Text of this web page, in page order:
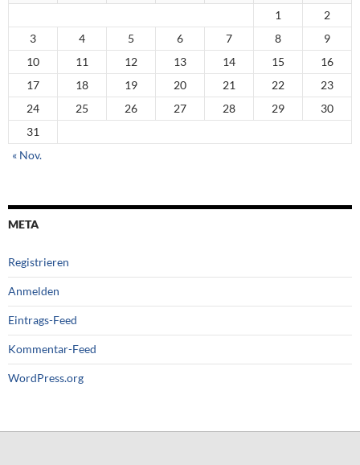
1
2
3
4 5 6 7 8
9
10
11 12 13 14 15
16
17
18 19 20 21 22
23
24
25 26 27 28 29
30
31
« Nov.
META
Registrieren
Anmelden
Eintrags-Feed
Kommentar-Feed
WordPress.org